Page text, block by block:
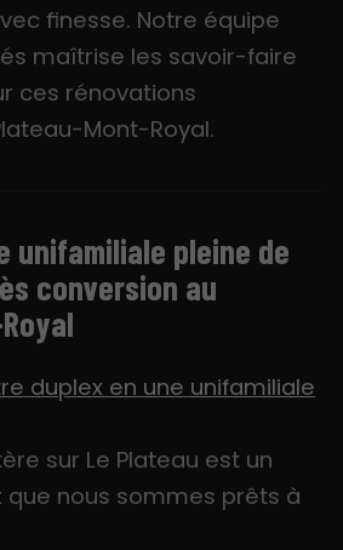
finesse. Notre équipe
maîtrise les savoir-faire
ces rénovations
Mont-Royal.
unifamiliale pleine de
conversion au
duplex en une unifamiliale
sur Le Plateau est un
nous sommes prêts à